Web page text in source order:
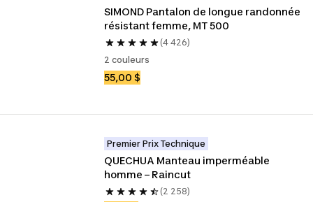
SIMOND Pantalon de longue randonnée
résistant femme, MT 500
(4 426)
2 couleurs
55,00 $
Premier Prix Technique
QUECHUA Manteau imperméable
homme – Raincut
(2 258)